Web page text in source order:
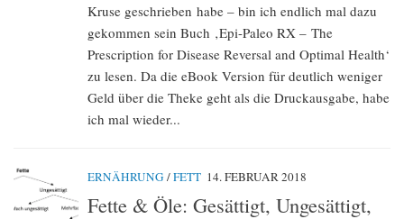
Kruse geschrieben habe – bin ich endlich mal dazu
gekommen sein Buch ‚Epi-Paleo RX – The
Prescription for Disease Reversal and Optimal Health‘
zu lesen. Da die eBook Version für deutlich weniger
Geld über die Theke geht als die Druckausgabe, habe
ich mal wieder...
ERNÄHRUNG /FETT 14. FEBRUAR 2018
Fette & Öle: Gesättigt, Ungesättigt,